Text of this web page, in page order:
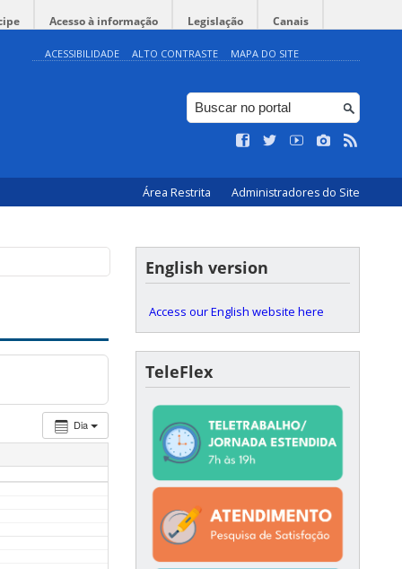
Acesso à informação Legislação Canais
ACESSIBILIDADE ALTO CONTRASTE MAPA DO SITE
Área Restrita Administradores do Site
Dia
English version
Access our English website here
TeleFlex